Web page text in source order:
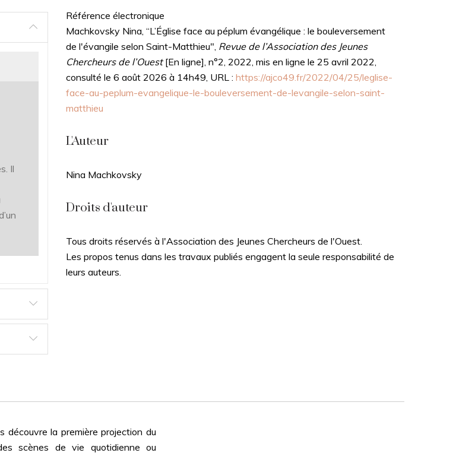
Il
Référence électronique
Machkovsky Nina, “L’Église face au péplum évangélique : le bouleversement
de l'évangile selon Saint-Matthieu", Revue de l’Association des Jeunes
Chercheurs de l’Ouest[En ligne], n°2, 2022, mis en ligne le 25 avril 2022,
consulté le 6 août 2026 à 14h49, URL : https://ajco49.fr/2022/04/25/leglise-
face-au-peplum-evangelique-le-bouleversement-de-levangile-selon-saint-
matthieu
L'Auteur
Nina Machkovsky
Droits d'auteur
Tous droits réservés à l'Association des Jeunes Chercheurs de l'Ouest.
Les propos tenus dans les travaux publiés engagent la seule responsabilité de
leurs auteurs.
la première projection du
scènes de vie quotidienne ou